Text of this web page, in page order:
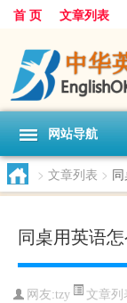
首 页 文章列表
网站导航
> 文章列表 >
同桌用英语
网友:tzy 文章列